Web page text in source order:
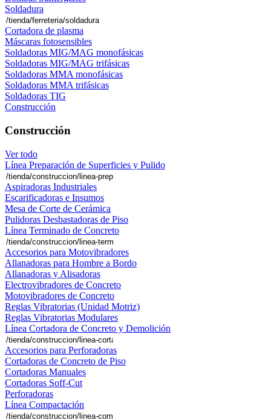
Soldadura
Cortadora de plasma
Máscaras fotosensibles
Soldadoras MIG/MAG monofásicas
Soldadoras MIG/MAG trifásicas
Soldadoras MMA monofásicas
Soldadoras MMA trifásicas
Soldadoras TIG
Construcción
Construcción
Ver todo
Línea Preparación de Superficies y Pulido
Aspiradoras Industriales
Escarificadoras e Insumos
Mesa de Corte de Cerámica
Pulidoras Desbastadoras de Piso
Línea Terminado de Concreto
Accesorios para Motovibradores
Allanadoras para Hombre a Bordo
Allanadoras y Alisadoras
Electrovibradores de Concreto
Motovibradores de Concreto
Reglas Vibratorias (Unidad Motriz)
Reglas Vibratorias Modulares
Línea Cortadora de Concreto y Demolición
Accesorios para Perforadoras
Cortadoras de Concreto de Piso
Cortadoras Manuales
Cortadoras Soff-Cut
Perforadoras
Línea Compactación